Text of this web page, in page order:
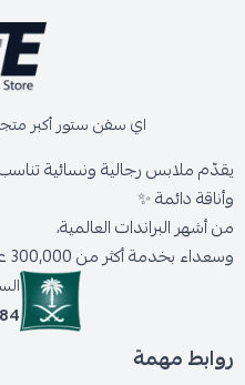
اي سفن ستور أكبر
يقدّم ملابس رجالية ونسائية
وأناقة دائمة ✨
من أشهر البراندات العالمية،
وسعداء بخدمة أكثر من 300,000 عميل حول المملكة.
روابط مهمة